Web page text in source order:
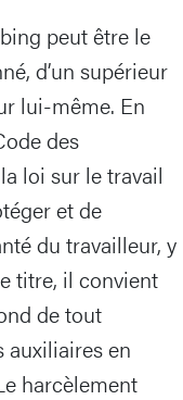
peut être le
d’un supérieur
lui-même. En
des
loi sur le travail
et de
du travailleur, y
titre, il convient
de tout
auxiliaires en
harcèlement